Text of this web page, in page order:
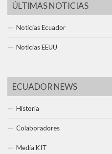
ÚLTIMAS NOTICIAS
Noticias Ecuador
Noticias EEUU
ECUADOR NEWS
Historia
Colaboradores
Media KIT